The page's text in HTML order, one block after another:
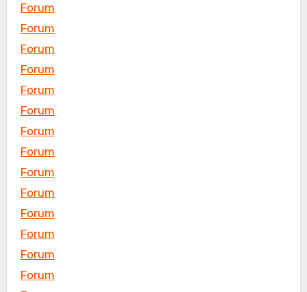
Forum
Forum
Forum
Forum
Forum
Forum
Forum
Forum
Forum
Forum
Forum
Forum
Forum
Forum